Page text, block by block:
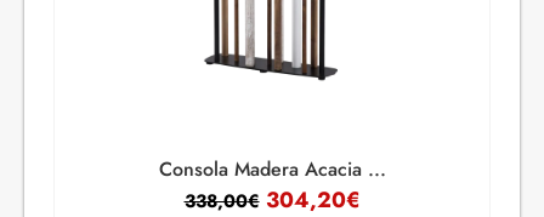
Consola Madera Acacia ...
338,00€ 304,20€